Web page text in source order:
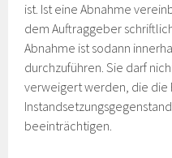
ist. Ist eine Abnahme
dem Auftraggeber
Abnahme ist sodann
durchzuführen. Sie darf
verweigert werden, die die
beeinträchtigen.